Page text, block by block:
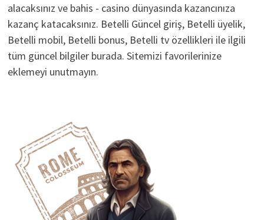
alacaksınız ve bahis - casino dünyasında kazancınıza
kazanç katacaksınız. Betelli Güncel giriş, Betelli üyelik,
Betelli mobil, Betelli bonus, Betelli tv özellikleri ile ilgili
tüm güncel bilgiler burada. Sitemizi favorilerinize
eklemeyi unutmayın.